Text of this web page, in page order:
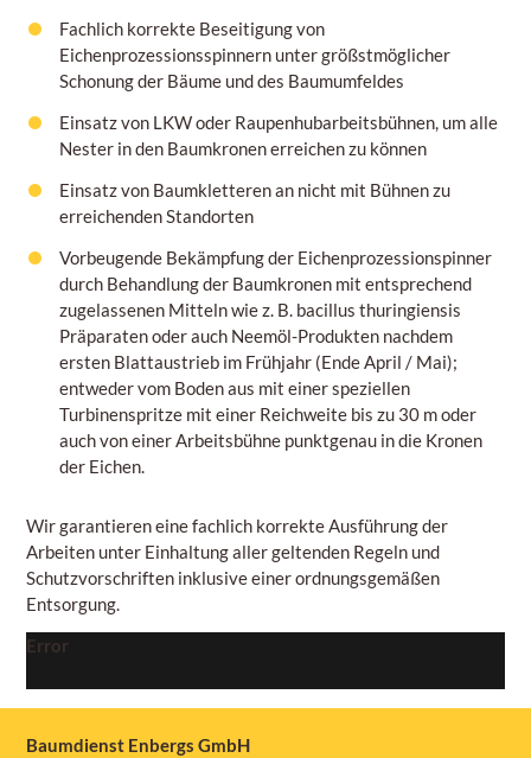
Fachlich korrekte Beseitigung von
Eichenprozessionsspinnern unter größstmöglicher
Schonung der Bäume und des Baumumfeldes
Einsatz von LKW oder Raupenhubarbeitsbühnen, um alle
Nester in den Baumkronen erreichen zu können
Einsatz von Baumkletteren an nicht mit Bühnen zu
erreichenden Standorten
Vorbeugende Bekämpfung der Eichenprozessionspinner
durch Behandlung der Baumkronen mit entsprechend
zugelassenen Mitteln wie z. B. bacillus thuringiensis
Präparaten oder auch Neemöl-Produkten nachdem
ersten Blattaustrieb im Frühjahr (Ende April / Mai);
entweder vom Boden aus mit einer speziellen
Turbinenspritze mit einer Reichweite bis zu 30 m oder
auch von einer Arbeitsbühne punktgenau in die Kronen
der Eichen.
Wir garantieren eine fachlich korrekte Ausführung der
Arbeiten unter Einhaltung aller geltenden Regeln und
Schutzvorschriften inklusive einer ordnungsgemäßen
Entsorgung.
Error
Baumdienst Enbergs GmbH